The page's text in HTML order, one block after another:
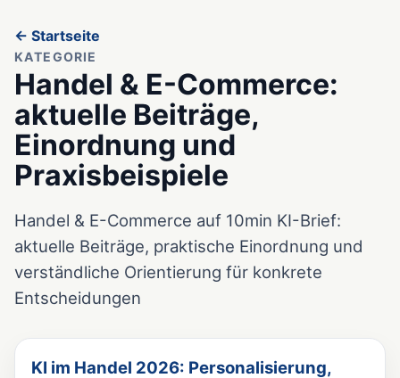
← Startseite
KATEGORIE
Handel & E-Commerce:
aktuelle Beiträge,
Einordnung und
Praxisbeispiele
Handel & E-Commerce auf 10min KI-Brief:
aktuelle Beiträge, praktische Einordnung und
verständliche Orientierung für konkrete
Entscheidungen
KI im Handel 2026: Personalisierung,